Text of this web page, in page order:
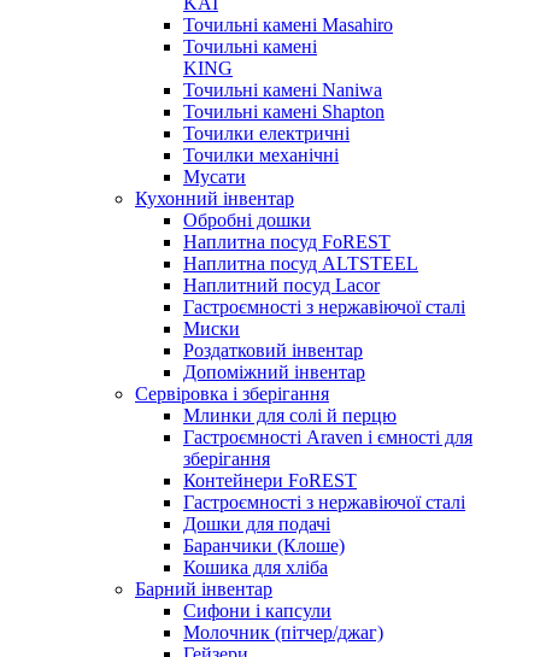
Точильні камені Masahiro
Точильні камені
KING
Точильні камені Naniwa
Точильні камені Shapton
Точилки електричні
Точилки механічні
Мусати
Кухонний інвентар
Обробні дошки
Наплитна посуд FoREST
Наплитна посуд ALTSTEEL
Наплитний посуд Lacor
Гастроємності з нержавіючої сталі
Миски
Роздатковий інвентар
Допоміжний інвентар
Сервіровка і зберігання
Млинки для солі й перцю
Гастроємності Araven і ємності для
зберігання
Контейнери FoREST
Гастроємності з нержавіючої сталі
Дошки для подачі
Баранчики (Клоше)
Кошика для хліба
Барний інвентар
Сифони і капсули
Молочник (пітчер/джаг)